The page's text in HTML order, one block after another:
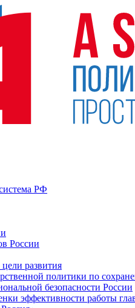
РФ
России
развития
политики по
безопасности России
эффективности работы